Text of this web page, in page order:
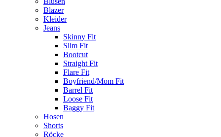
Blazer
Kleider
Jeans
Skinny Fit
Slim Fit
Bootcut
Straight Fit
Flare Fit
Boyfriend/Mom Fit
Barrel Fit
Loose Fit
Baggy Fit
Hosen
Shorts
Röcke